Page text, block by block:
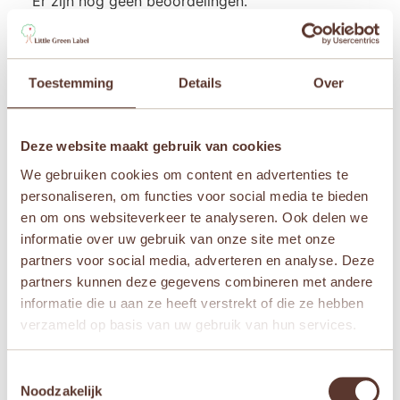
Toestemming Details Over
Deze website maakt gebruik van cookies
We gebruiken cookies om content en advertenties te
personaliseren, om functies voor social media te bieden
en om ons websiteverkeer te analyseren. Ook delen we
informatie over uw gebruik van onze site met onze
partners voor social media, adverteren en analyse. Deze
partners kunnen deze gegevens combineren met andere
informatie die u aan ze heeft verstrekt of die ze hebben
verzameld op basis van uw gebruik van hun services.
Noodzakelijk
Wees de eerste om “Janod Sunshine – Muziek
Je e-mailadres wordt niet gepubliceerd.
Vereiste
velden zijn gemarkeerd met
Je beoordeling*
Naam *